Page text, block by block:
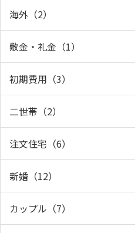
海外（2）
敷金・礼金（1）
初期費用（3）
二世帯（2）
注文住宅（6）
新婚（12）
カップル（7）